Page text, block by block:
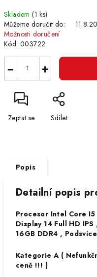
cena:
Skladem(1 ks)
Můžeme doručit do:
Možnosti doručení
Kód: 003722
+
−
Zeptat se Sdílet
Popis
Detailní popis
Procesor Intel Core
Display 14 Full HD
16GB DDR4 ,
Kategorie A (
ceně !!! )